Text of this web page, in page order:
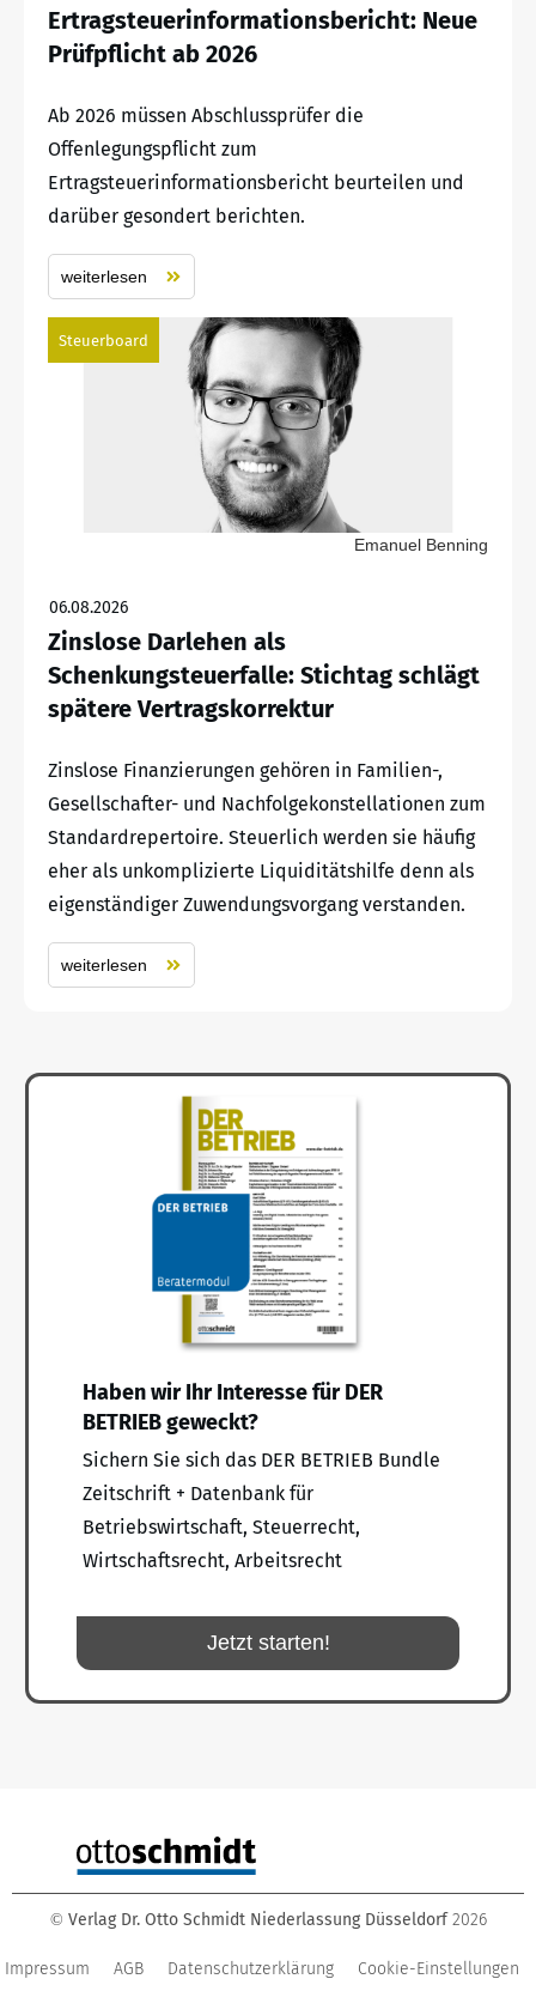
Ertragsteuerinformationsbericht: Neue
Prüfpflicht ab 2026
Ab 2026 müssen Abschlussprüfer die
Offenlegungspflicht zum
Ertragsteuerinformationsbericht beurteilen und
darüber gesondert berichten.
weiterlesen
Steuerboard
Emanuel Benning
06.08.2026
Zinslose Darlehen als
Schenkungsteuerfalle: Stichtag schlägt
spätere Vertragskorrektur
Zinslose Finanzierungen gehören in Familien-,
Gesellschafter- und Nachfolgekonstellationen zum
Standardrepertoire. Steuerlich werden sie häufig
eher als unkomplizierte Liquiditätshilfe denn als
eigenständiger Zuwendungsvorgang verstanden.
weiterlesen
Haben wir Ihr Interesse für DER
BETRIEB geweckt?
Sichern Sie sich das DER BETRIEB Bundle
Zeitschrift + Datenbank für
Betriebswirtschaft, Steuerrecht,
Wirtschaftsrecht, Arbeitsrecht
Jetzt starten!
© Verlag Dr. Otto Schmidt Niederlassung Düsseldorf 2026
Impressum AGB Datenschutzerklärung Cookie-Einstellungen